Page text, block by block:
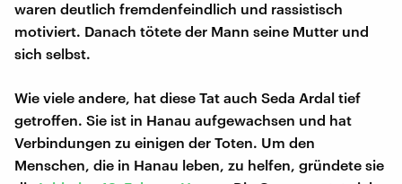
waren deutlich fremdenfeindlich und rassistisch
motiviert. Danach tötete der Mann seine Mutter und
sich selbst.
Wie viele andere, hat diese Tat auch Seda Ardal tief
getroffen. Sie ist in Hanau aufgewachsen und hat
Verbindungen zu einigen der Toten. Um den
Menschen, die in Hanau leben, zu helfen, gründete sie